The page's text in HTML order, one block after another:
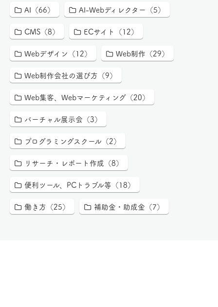
AI（66） AI-Webディレクター（5）
CMS（8） ECサイト（12）
Webデザイン（12） Web制作（29）
Web制作会社の選び方（9）
Web集客、Webマーケティング（20）
バーチャル展示会（3）
プログラミングスクール（2）
リサーチ・レポート作成（8）
便利ツール、PCトラブル等（18）
働き方（25） 補助金・助成金（7）